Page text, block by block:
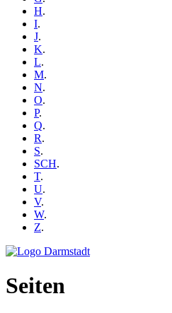
H.
I.
J.
K.
L.
M.
N.
O.
P.
Q.
R.
S.
SCH.
T.
U.
V.
W.
Z.
Seiten